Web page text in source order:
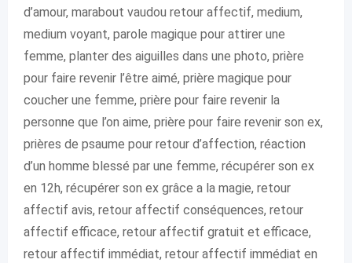
d’amour, marabout vaudou retour affectif, medium,
medium voyant, parole magique pour attirer une
femme, planter des aiguilles dans une photo, prière
pour faire revenir l’être aimé, prière magique pour
coucher une femme, prière pour faire revenir la
personne que l’on aime, prière pour faire revenir son ex,
prières de psaume pour retour d’affection, réaction
d’un homme blessé par une femme, récupérer son ex
en 12h, récupérer son ex grâce a la magie, retour
affectif avis, retour affectif conséquences, retour
affectif efficace, retour affectif gratuit et efficace,
retour affectif immédiat, retour affectif immédiat en